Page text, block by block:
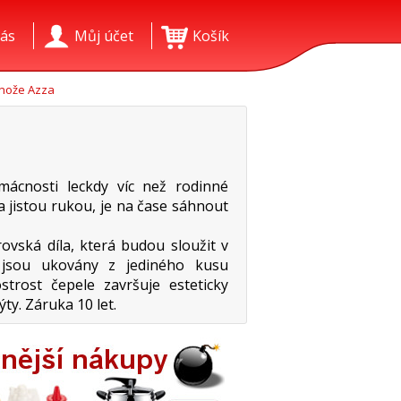
Košík
Můj účet
Azza
leckdy víc než rodinné
jistou rukou, je na čase sáhnout
díla, která budou sloužit v
ukovány z jediného kusu
čepele završuje esteticky
Záruka 10 let.